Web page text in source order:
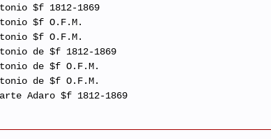
$f 1812-1869
$f O.F.M.
$f O.F.M.
de $f 1812-1869
de $f O.F.M.
de $f O.F.M.
Adaro $f 1812-1869